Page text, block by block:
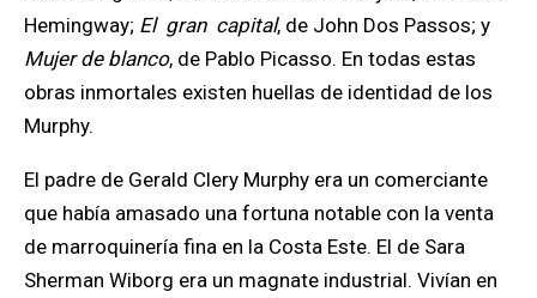
Hemingway; El gran capital, de John Dos Passos; y
Mujer de blanco, de Pablo Picasso. En todas estas
obras inmortales existen huellas de identidad de los
Murphy.
El padre de Gerald Clery Murphy era un comerciante
que había amasado una fortuna notable con la venta
de marroquinería fina en la Costa Este. El de Sara
Sherman Wiborg era un magnate industrial. Vivían en